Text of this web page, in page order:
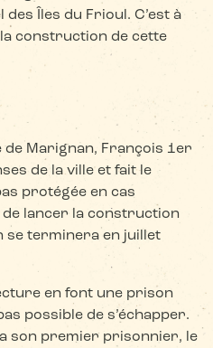
Îles du Frioul. C’est à
construction de cette
de Marignan, François 1er
de la ville et fait le
protégée en cas
de lancer la construction
se terminera en juillet
en font une prison
possible de s’échapper.
son premier prisonnier, le